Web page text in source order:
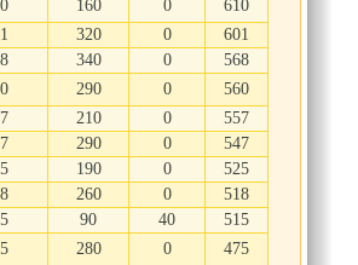
160 0
610
320 0
601
340 0
568
290 0
560
210 0
557
290 0
547
190 0
525
260 0
518
90 40
515
280 0
475